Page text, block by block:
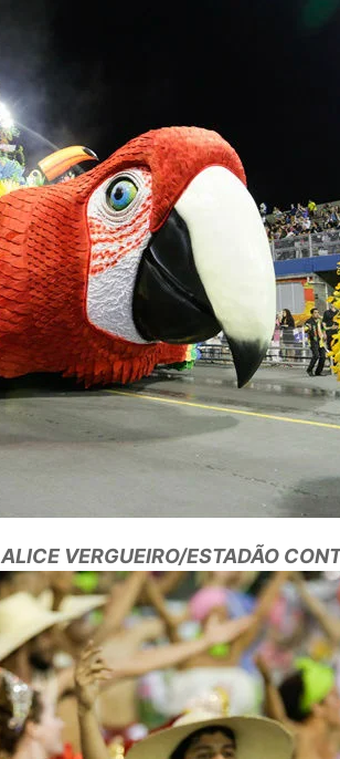
ALICE VERGUEIRO/ESTADÃO